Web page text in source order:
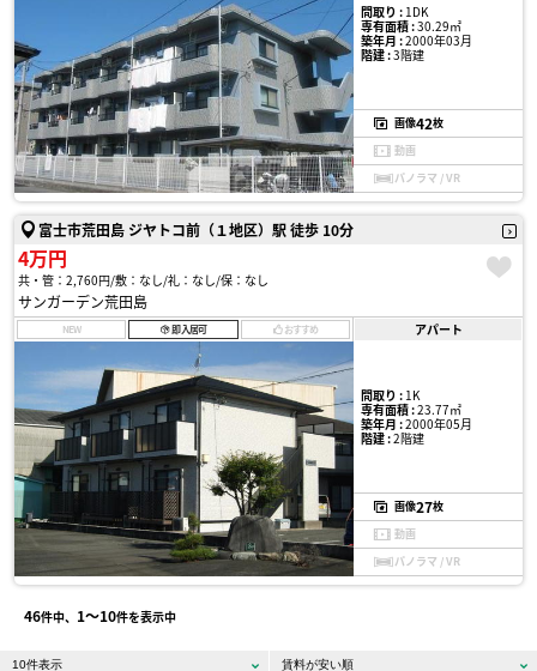
間取り :1DK
専有面積 :30.29㎡
築年月 :2000年03月
階建 :3階建
画像42枚
動画
パノラマ / VR
富士市荒田島 ジヤトコ前（１地区）駅 徒歩 10分
4万円
共・管：2,760円 敷：なし 礼：なし 保：なし
サンガーデン荒田島
NEW 即入居可 おすすめ アパート
間取り :1K
専有面積 :23.77㎡
築年月 :2000年05月
階建 :2階建
画像27枚
動画
パノラマ / VR
46件中、 1〜10件を表示中